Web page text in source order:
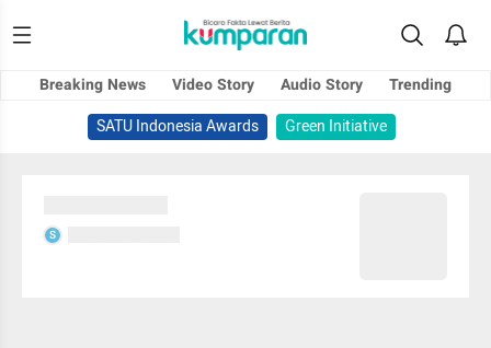
Breaking News Video Story Audio Story
Trending
SATU Indonesia Awards
Green Initiative
S